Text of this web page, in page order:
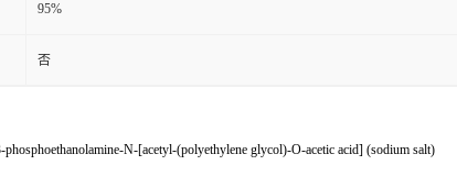
95%
否
N-[acetyl-(polyethylene glycol)-O-acetic acid] (sodium salt)